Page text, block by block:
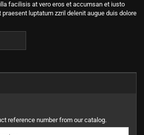
facilisis at vero eros et accumsan et iusto
luptatum zzril delenit augue duis dolore
reference number from our catalog.